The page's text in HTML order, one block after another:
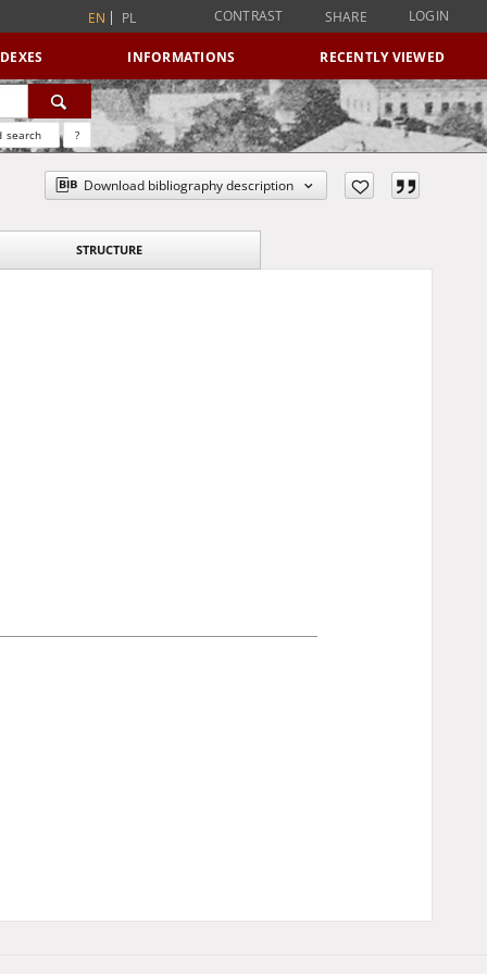
EN PL CONTRAST SHARE LOGIN
INFORMATIONS RECENTLY VIEWED
search ?
Download bibliography description
STRUCTURE